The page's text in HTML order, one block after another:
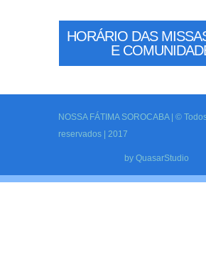
HORÁRIO DAS
E
NOSSA FÁTIMA SOROCABA | ©
reservados | 2017
by QuasarStudio